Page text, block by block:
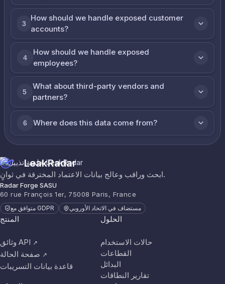
3
How should we handle exposed customer
accounts?
4
How should we handle exposed
employees?
5
What about third-party vendors and
partners?
6 Where does this data come from?
LeakRadar
ابحث وراقب وعالج بيانات الاعتماد المخترقة في ثوانٍ.
Radar Forge SASU
60 rue François 1er, 75008 Paris, France
متوافق مع GDPR مستضاف في الاتحاد الأوروبي
المنتج
وثائق API ↗
صفحة الحالة ↗
قاعدة بيانات التسريبات
الحلول
حالات الاستخدام
القطاعات
البدائل
تقارير النطاقات